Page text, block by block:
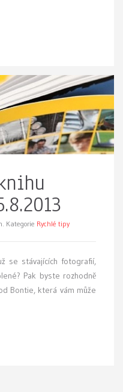
Kategorie Rychlé tipy
se stávajících fotografií,
Pak byste rozhodně
Bontie, která vám může